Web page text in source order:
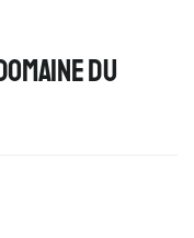
DU